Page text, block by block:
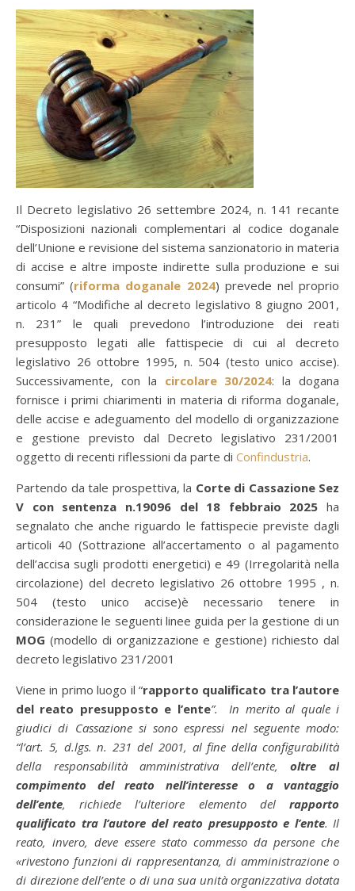
Il Decreto legislativo 26 settembre 2024, n. 141 recante
“Disposizioni nazionali complementari al codice doganale
dell’Unione e revisione del sistema sanzionatorio in materia
di accise e altre imposte indirette sulla produzione e sui
consumi” (riforma doganale 2024) prevede nel proprio
articolo 4 “Modifiche al decreto legislativo 8 giugno 2001,
n. 231” le quali prevedono l’introduzione dei reati
presupposto legati alle fattispecie di cui al decreto
legislativo 26 ottobre 1995, n. 504 (testo unico accise).
Successivamente, con la circolare 30/2024: la dogana
fornisce i primi chiarimenti in materia di riforma doganale,
delle accise e adeguamento del modello di organizzazione
e gestione previsto dal Decreto legislativo 231/2001
oggetto di recenti riflessioni da parte di Confindustria.
Partendo da tale prospettiva, la Corte di Cassazione Sez
V con sentenza n.19096 del 18 febbraio 2025 ha
segnalato che anche riguardo le fattispecie previste dagli
articoli 40 (Sottrazione all’accertamento o al pagamento
dell’accisa sugli prodotti energetici) e 49 (Irregolarità nella
circolazione) del decreto legislativo 26 ottobre 1995 , n.
504 (testo unico accise)è necessario tenere in
considerazione le seguenti linee guida per la gestione di un
MOG (modello di organizzazione e gestione) richiesto dal
decreto legislativo 231/2001
Viene in primo luogo il “rapporto qualificato tra l’autore
del reato presupposto e l’ente”. In merito al quale i
giudici di Cassazione si sono espressi nel seguente modo:
“l’art. 5, d.lgs. n. 231 del 2001, al fine della configurabilità
della responsabilità amministrativa dell’ente,oltre al
compimento del reato nell’interesse o a vantaggio
dell’ente, richiede l’ulteriore elemento del rapporto
qualificato tra l’autore del reato presupposto e l’ente. Il
reato, invero, deve essere stato commesso da persone che
«rivestono funzioni di rappresentanza, di amministrazione o
di direzione dell’ente o di una sua unità organizzativa dotata